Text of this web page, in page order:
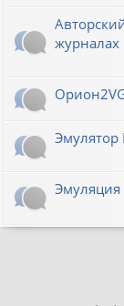
журналах